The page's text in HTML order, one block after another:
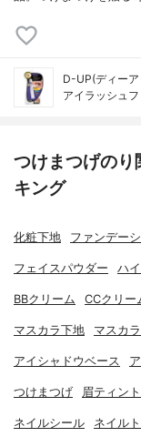
D-UP(ディーア
アイラッシュ
つけまつげのり
キング
化粧下地 ファンデー
フェイスパウダー ハ
BBクリーム CCクリー
マスカラ下地 マスカ
アイシャドウベース
つけまつげ 眉ティント
ネイルシール ネイル